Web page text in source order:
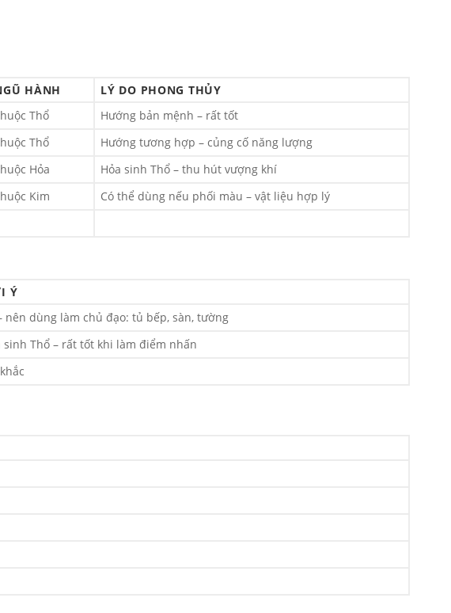
HÀNH
LÝ DO PHONG THỦY
Thổ
Hướng bản mệnh – rất tốt
Thổ
Hướng tương hợp – củng cố năng lượng
Hỏa
Hỏa sinh Thổ – thu hút vượng khí
Kim
Có thể dùng nếu phối màu – vật liệu hợp lý
Ý
nên dùng làm chủ đạo: tủ bếp, sàn, tường
sinh Thổ – rất tốt khi làm điểm nhấn